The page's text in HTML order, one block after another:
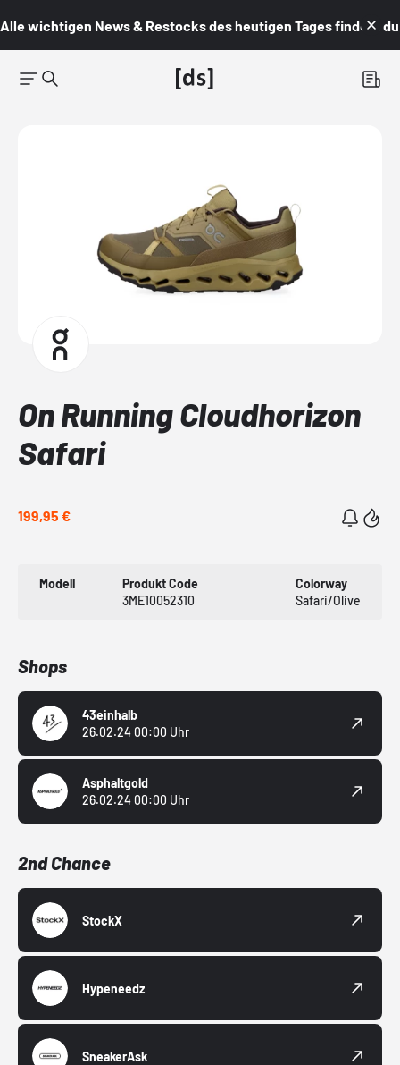
Alle wichtigen News & Restocks des heutigen Tages findest du
On Running Cloudhorizon
Safari
199,95 €
Modell
Produkt Code
3ME10052310
Colorway
Safari/Olive
Shops
43einhalb
26.02.24 00:00 Uhr
Asphaltgold
26.02.24 00:00 Uhr
2nd Chance
StockX
Hypeneedz
SneakerAsk